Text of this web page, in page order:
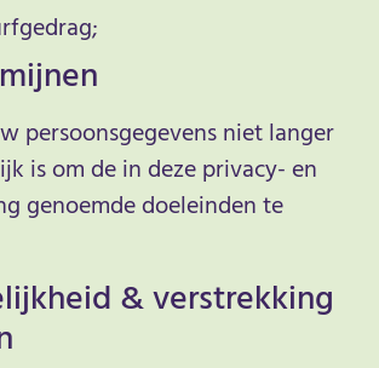
persoonsgegevens niet langer
is om de in deze privacy- en
genoemde doeleinden te
& verstrekking